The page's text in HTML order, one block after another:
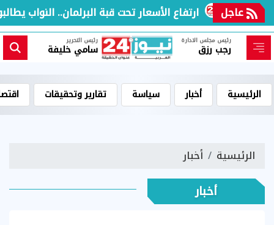
عاجل ارتفاع الأسعار تحت قبة البرلمان.. النواب
رئيس مجلس الادارة
رجب رزق
رئيس التحرير
سامي خليفة
الرئيسية أخبار سياسة تقارير وتحقيقات
الرئيسية أخبار
أخبار